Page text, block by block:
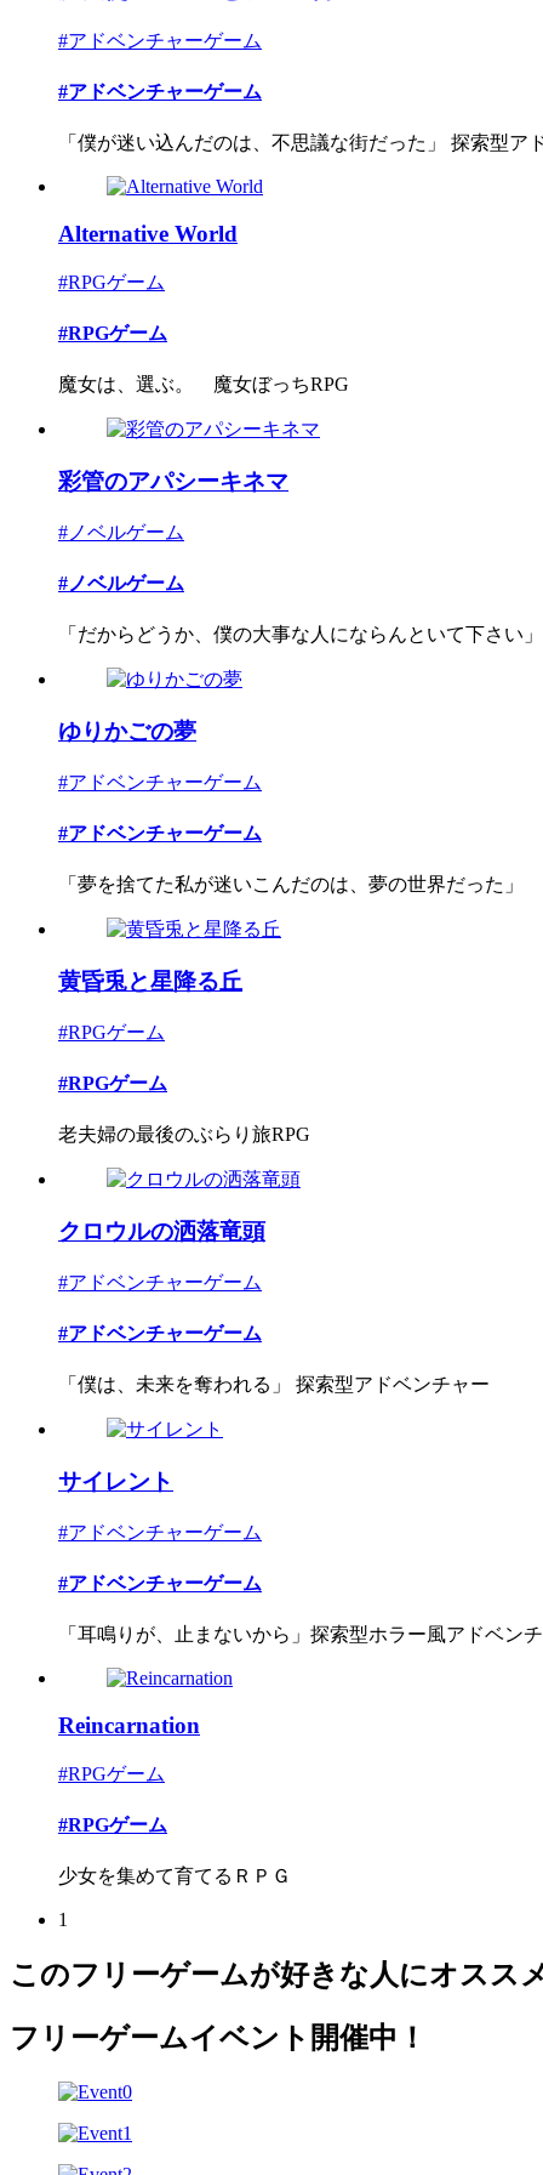
#アドベンチャーゲーム
#アドベンチャーゲーム
「僕が迷い込んだのは、不思議な街だった」 探索型ア
Alternative World
#RPGゲーム
#RPGゲーム
魔女は、選ぶ。 魔女ぼっちRPG
彩管のアパシーキネマ
#ノベルゲーム
#ノベルゲーム
「だからどうか、僕の大事な人にならんといて下さい
ゆりかごの夢
#アドベンチャーゲーム
#アドベンチャーゲーム
「夢を捨てた私が迷いこんだのは、夢の世界だった」
黄昏兎と星降る丘
#RPGゲーム
#RPGゲーム
老夫婦の最後のぶらり旅RPG
クロウルの洒落竜頭
#アドベンチャーゲーム
#アドベンチャーゲーム
「僕は、未来を奪われる」 探索型アドベンチャー
サイレント
#アドベンチャーゲーム
#アドベンチャーゲーム
「耳鳴りが、止まないから」探索型ホラー風アドベン
Reincarnation
#RPGゲーム
#RPGゲーム
少女を集めて育てるＲＰＧ
1
このフリーゲームが好きな人にオスス
フリーゲームイベント開催中！